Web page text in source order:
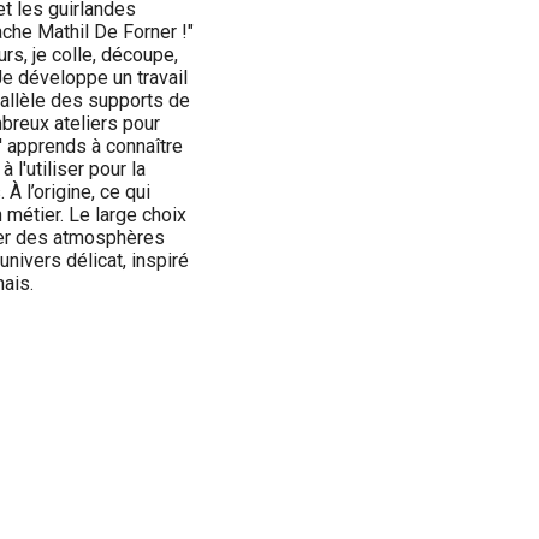
les guirlandes
Mathil De Forner !"
je colle, découpe,
développe un travail
des supports de
ateliers pour
à connaître
à l'utiliser pour la
l’origine, ce qui
Le large choix
des atmosphères
délicat, inspiré